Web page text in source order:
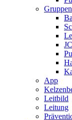
Gruppen
App
Leitbild
Leitung